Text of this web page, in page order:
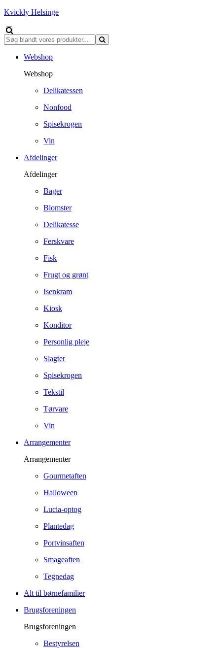
Kvickly Helsinge
Webshop
Webshop
Delikatessen
Nonfood
Spisekrogen
Vin
Afdelinger
Afdelinger
Bager
Blomster
Delikatesse
Ferskvare
Fisk
Frugt og grønt
Isenkram
Kiosk
Konditor
Personlig pleje
Slagter
Spisekrogen
Tekstil
Tørvare
Vin
Arrangementer
Arrangementer
Gourmetaften
Halloween
Lucia-optog
Plantedag
Portvinsaften
Smageaften
Tegnedag
Alt til børnefamilier
Brugsforeningen
Brugsforeningen
Bestyrelsen